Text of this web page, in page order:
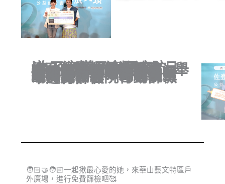
為了宣導子宮頸癌防治，佐登妮絲將於 5 月
4 日在華山文創園區，舉辦公益篩檢活動
「5200 挑戰 一起安心愛」，活動期間只要
和現場工作人員互動、完成挑戰，就能獲得
應援夥伴啾啾妹的限量專屬束口袋，歡迎民
眾踴躍參加。符合公費篩檢資格者，也可現
場於雙和醫院行動篩檢車進行篩檢。
🧑🏻‍🤝‍🧑🏻一起揪最心愛的她，來華山藝文特區戶
外廣場，進行免費篩檢吧🥰